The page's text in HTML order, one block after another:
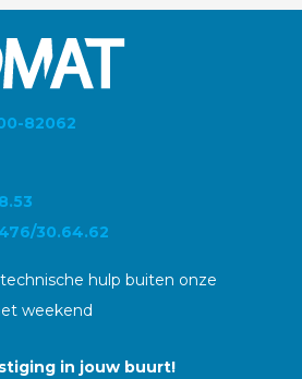
82062
30.64.62
hulp buiten onze
weekend
in jouw buurt!